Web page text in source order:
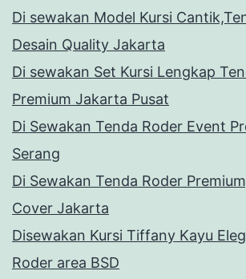
Di sewakan Model Kursi
Desain Quality Jakarta
Di sewakan Set Kursi Lengkap
Premium Jakarta Pusat
Di Sewakan Tenda Roder Event
Serang
Di Sewakan Tenda Roder
Cover Jakarta
Disewakan Kursi Tiffany Kayu
Roder area BSD